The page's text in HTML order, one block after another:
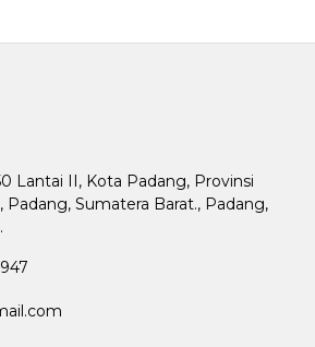
Lantai II, Kota Padang, Provinsi
Padang, Sumatera Barat., Padang,